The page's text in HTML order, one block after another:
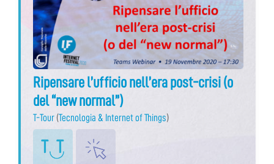
Ripensare l’ufficio nell’era post-crisi (o
del “new normal”)
T-Tour (Tecnologia & Internet of Things)